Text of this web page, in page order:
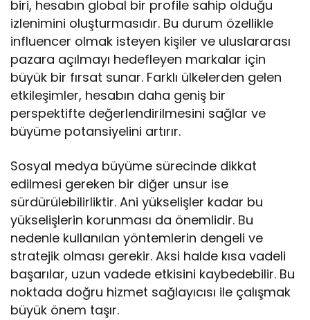
biri, hesabın global bir profile sahip olduğu
izlenimini oluşturmasıdır. Bu durum özellikle
influencer olmak isteyen kişiler ve uluslararası
pazara açılmayı hedefleyen markalar için
büyük bir fırsat sunar. Farklı ülkelerden gelen
etkileşimler, hesabın daha geniş bir
perspektifte değerlendirilmesini sağlar ve
büyüme potansiyelini artırır.
Sosyal medya büyüme sürecinde dikkat
edilmesi gereken bir diğer unsur ise
sürdürülebilirliktir. Ani yükselişler kadar bu
yükselişlerin korunması da önemlidir. Bu
nedenle kullanılan yöntemlerin dengeli ve
stratejik olması gerekir. Aksi halde kısa vadeli
başarılar, uzun vadede etkisini kaybedebilir. Bu
noktada doğru hizmet sağlayıcısı ile çalışmak
büyük önem taşır.